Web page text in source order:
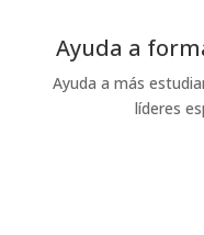
Ayuda a
Ayuda a más
líderes